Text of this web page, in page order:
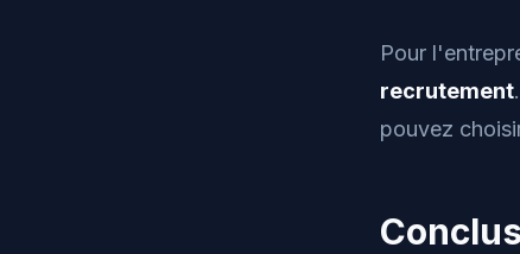
Pour
recrutement
pouvez